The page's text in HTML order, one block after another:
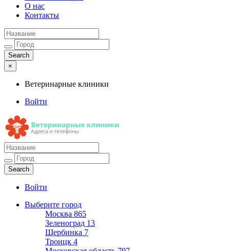
О нас
Контакты
×
Ветеринарные клиники
Войти
Ветеринарные клиники
Адреса и телефоны
Войти
Выберите город
Москва 865
Зеленоград 13
Щербинка 7
Троицк 4